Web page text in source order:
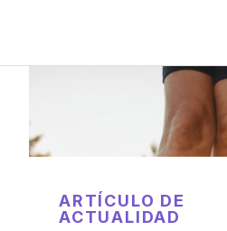
contenido
ARTÍCULO DE
ACTUALIDAD